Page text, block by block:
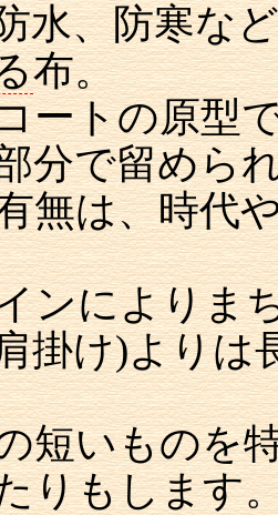
水、防寒な
布。
ートの原型
分で留めら
無は、時代
ンによりま
掛け)よりは
短いものを
りもします